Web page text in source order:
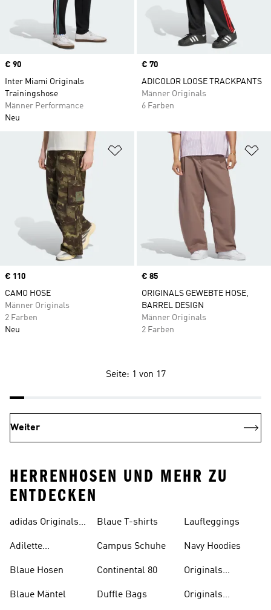
Price
€ 90
Inter Miami Originals
Trainingshose
Männer Performance
Neu
Price
€ 70
ADICOLOR LOOSE TRACKPANTS
Männer Originals
6 Farben
Zur Wunschliste hinzufügen
Price
€ 110
CAMO HOSE
Männer Originals
2 Farben
Neu
Price
€ 85
ORIGINALS GEWEBTE HOSE,
BARREL DESIGN
Männer Originals
2 Farben
Seite: 1 von 17
Weiter
HERRENHOSEN UND MEHR ZU
ENTDECKEN
adidas Originals
Adilette
Blaue Hosen
Blaue Mäntel
Blaue T-shirts
Campus Schuhe
Continental 80
Duffle Bags
Laufleggings
Navy Hoodies
Originals
Originals